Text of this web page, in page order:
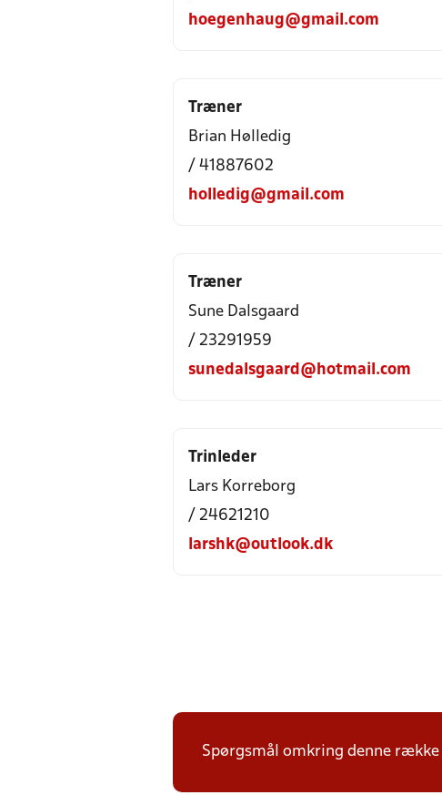
hoegenhaug@gmail.com
Træner
Brian Hølledig
/ 41887602
holledig@gmail.com
Træner
Sune Dalsgaard
/ 23291959
sunedalsgaard@hotmail.com
Trinleder
Lars Korreborg
/ 24621210
larshk@outlook.dk
Spørgsmål omkring denne